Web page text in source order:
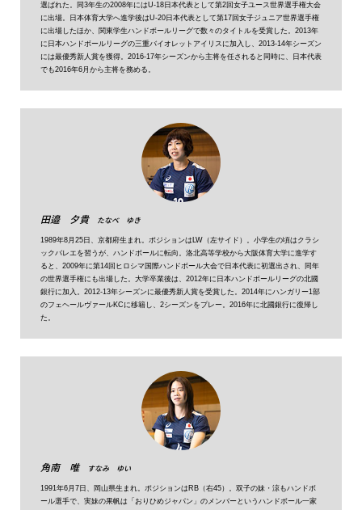
選ばれた。同3年生の2008年にはU-18日本代表として第2回女子ユース世界選手権大会
に出場。日本体育大学へ進学後はU-20日本代表として第17回女子ジュニア世界選手権
に出場したほか、関東学生ハンドボールリーグで数々のタイトルを受賞した。2013年
に日本ハンドボールリーグの三重バイオレットアイリスに加入し、2013-14年シーズン
には最優秀新人賞を獲得。2016-17年シーズンから主将を任されると同時に、日本代表
でも2016年6月から主将を務める。
田邉 夕貴 たなべ ゆき
1989年8月25日、京都府生まれ。ポジションはLW（左サイド）。小学生の頃はクラシ
ックバレエを習うが、ハンドボールに転向。洛北高等学校から大阪体育大学に進学す
ると、2009年に第14回ヒロシマ国際ハンドボール大会で日本代表に初選出され、同年
の世界選手権にも出場した。大学卒業後は、2012年に日本ハンドボールリーグの北國
銀行に加入。2012-13年シーズンに最優秀新人賞を受賞した。2014年にハンガリー1部
のフェヘールヴァールKCに移籍し、2シーズンをプレー。2016年に北國銀行に復帰し
た。
角南 唯 すなみ ゆい
1991年6月7日、岡山県生まれ。ポジションはRB（右45）。双子の妹・涼もハンドボ
ール選手で、実妹の果帆は「おりひめジャパン」のメンバーというハンドボール一家